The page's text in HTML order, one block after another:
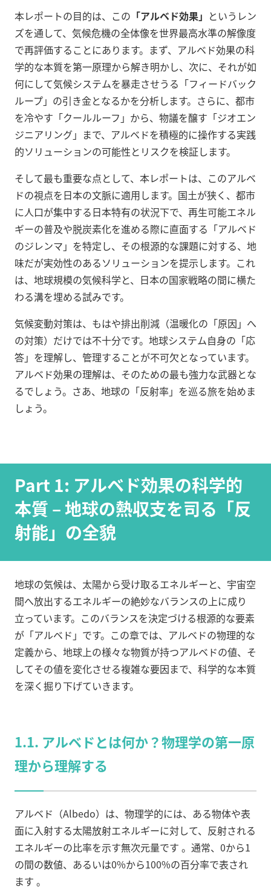
本レポートの目的は、この 「アルベド効果」 というレン
ズを通して、気候危機の全体像を世界最高水準の解像度
で再評価することにあります。まず、アルベド効果の科
学的な本質を第一原理から解き明かし、次に、それが如
何にして気候システムを暴走させうる「フィードバック
ループ」の引き金となるかを分析します。さらに、都市
を冷やす「クールルーフ」から、物議を醸す「ジオエン
ジニアリング」まで、アルベドを積極的に操作する実践
的ソリューションの可能性とリスクを検証します。
そして最も重要な点として、本レポートは、このアルベ
ドの視点を日本の文脈に適用します。国土が狭く、都市
に人口が集中する日本特有の状況下で、再生可能エネル
ギーの普及や脱炭素化を進める際に直面する「アルベド
のジレンマ」を特定し、その根源的な課題に対する、地
味だが実効性のあるソリューションを提示します。これ
は、地球規模の気候科学と、日本の国家戦略の間に横た
わる溝を埋める試みです。
気候変動対策は、もはや排出削減（温暖化の「原因」へ
の対策）だけでは不十分です。地球システム自身の「応
答」を理解し、管理することが不可欠となっています。
アルベド効果の理解は、そのための最も強力な武器とな
るでしょう。さあ、地球の「反射率」を巡る旅を始めま
しょう。
Part 1: アルベド効果の科学的
本質 – 地球の熱収支を司る「反
射能」の全貌
地球の気候は、太陽から受け取るエネルギーと、宇宙空
間へ放出するエネルギーの絶妙なバランスの上に成り
立っています。このバランスを決定づける根源的な要素
が「アルベド」です。この章では、アルベドの物理的な
定義から、地球上の様々な物質が持つアルベドの値、そ
してその値を変化させる複雑な要因まで、科学的な本質
を深く掘り下げていきます。
1.1. アルベドとは何か？物理学の第一原
理から理解する
アルベド（Albedo）は、物理学的には、ある物体や表
面に入射する太陽放射エネルギーに対して、反射される
エネルギーの比率を示す無次元量です 。通常、0から1
の間の数値、あるいは0%から100%の百分率で表され
ます 。